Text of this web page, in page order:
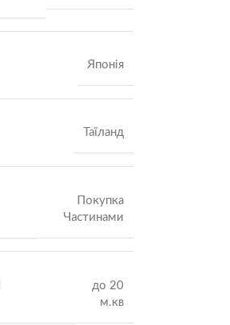
Японія
Таїланд
Покупка
Частинами
до 20
м.кв